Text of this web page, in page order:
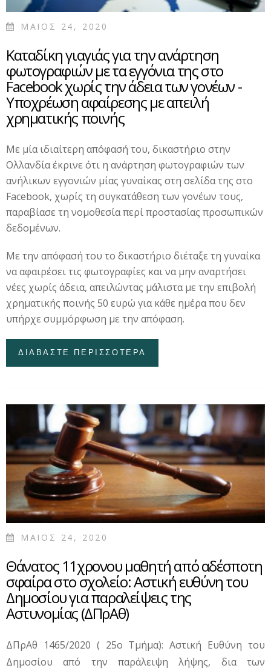
ΜΑΙΟΣ 24, 2020
Καταδίκη γιαγιάς για την ανάρτηση
φωτογραφιών με τα εγγόνια της στο
Facebook χωρίς την άδεια των γονέων -
Υποχρέωση αφαίρεσης με απειλή
χρηματικής ποινής
Με μία ιδιαίτερη απόφασή του, δικαστήριο στην
Ολλανδία έκρινε ότι η ανάρτηση φωτογραφιών των
ανήλικων εγγονιών μίας γυναίκας στη σελίδα της στο
Facebook, χωρίς τη συγκατάθεση των γονέων τους,
παραβίασε τη νομοθεσία περί προστασίας προσωπικών
δεδομένων.
Με την απόφασή του το δικαστήριο διέταξε τη γυναίκα
να αφαιρέσει τις φωτογραφίες και να μην αναρτήσει
νέες χωρίς άδεια, απειλώντας μάλιστα με την επιβολή
χρηματικής ποινής 50 ευρώ για κάθε ημέρα που δεν
υπήρχε συμμόρφωση με την απόφαση.
ΔΙΑΒΑΣΤΕ ΠΕΡΙΣΣΟΤΕΡΑ
ΓΙΑ ΤΗΝ ΑΝΑΡΤΗΣΗ
FACEBOOK ΧΩΡΙΣ ΤΗΝ
ΑΔΕΙΑ ΤΩΝ ΓΟΝΕΩΝ -
ΥΠΟΧΡΕΩΣΗ
ΑΦΑΙΡΕΣΗΣ ΜΕ
ΑΠΕΙΛΗ ΧΡΗΜΑΤΙΚΗΣ
ΠΟΙΝΗΣ
ΜΑΙΟΣ 24, 2020
Θάνατος 11χρονου μαθητή από αδέσποτη
σφαίρα στο σχολείο: Αστική ευθύνη του
Δημοσίου για παραλείψεις της
Αστυνομίας (ΔΠρΑθ)
ΔΠρΑθ 1465/2020 ( 25ο Τμήμα): Αστική Ευθύνη του
Δημοσίου από την παράλειψη λήψης, δια των